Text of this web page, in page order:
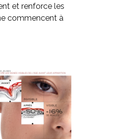
et renforce les
commencent à